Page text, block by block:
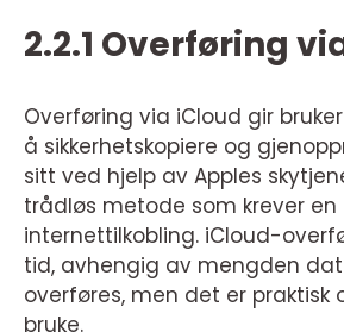
2.2.1 Overføring
Overføring via iCloud gir
å sikkerhetskopiere og
sitt ved hjelp av Apples
trådløs metode som krever en
internettilkobling. iCloud-
tid, avhengig av mengden
overføres, men det er praktisk
bruke.